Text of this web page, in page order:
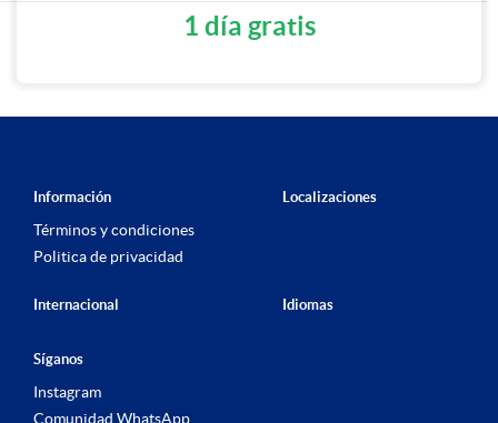
1 día gratis
Información
Términos y condiciones
Politica de privacidad
Localizaciones
Internacional Idiomas
Síganos
Instagram
Comunidad WhatsApp